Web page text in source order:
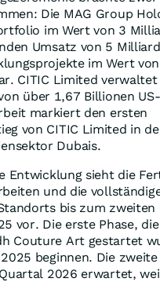
Die MAG Group
im Wert von 3
Umsatz von 5
im Wert
CITIC Limited verwaltet
über 1,67 Billionen
markiert den ersten
von CITIC Limited in
Dubais.
Entwicklung sieht die
und die
bis zum zweiten
vor. Die erste Phase,
Couture Art gestartet
beginnen. Die zweite
2026 erwartet,